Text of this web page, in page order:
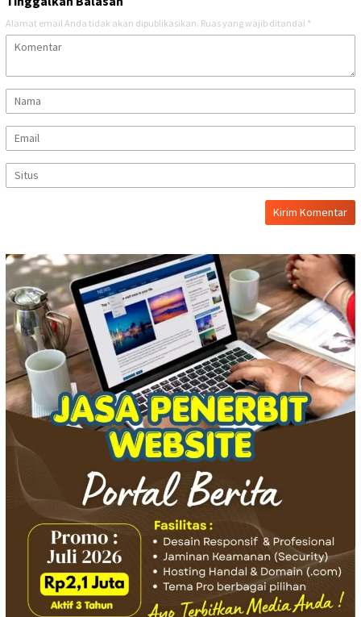
Alamat email Anda tidak akan dipublikasikan. Ruas yang wajib ditandai *